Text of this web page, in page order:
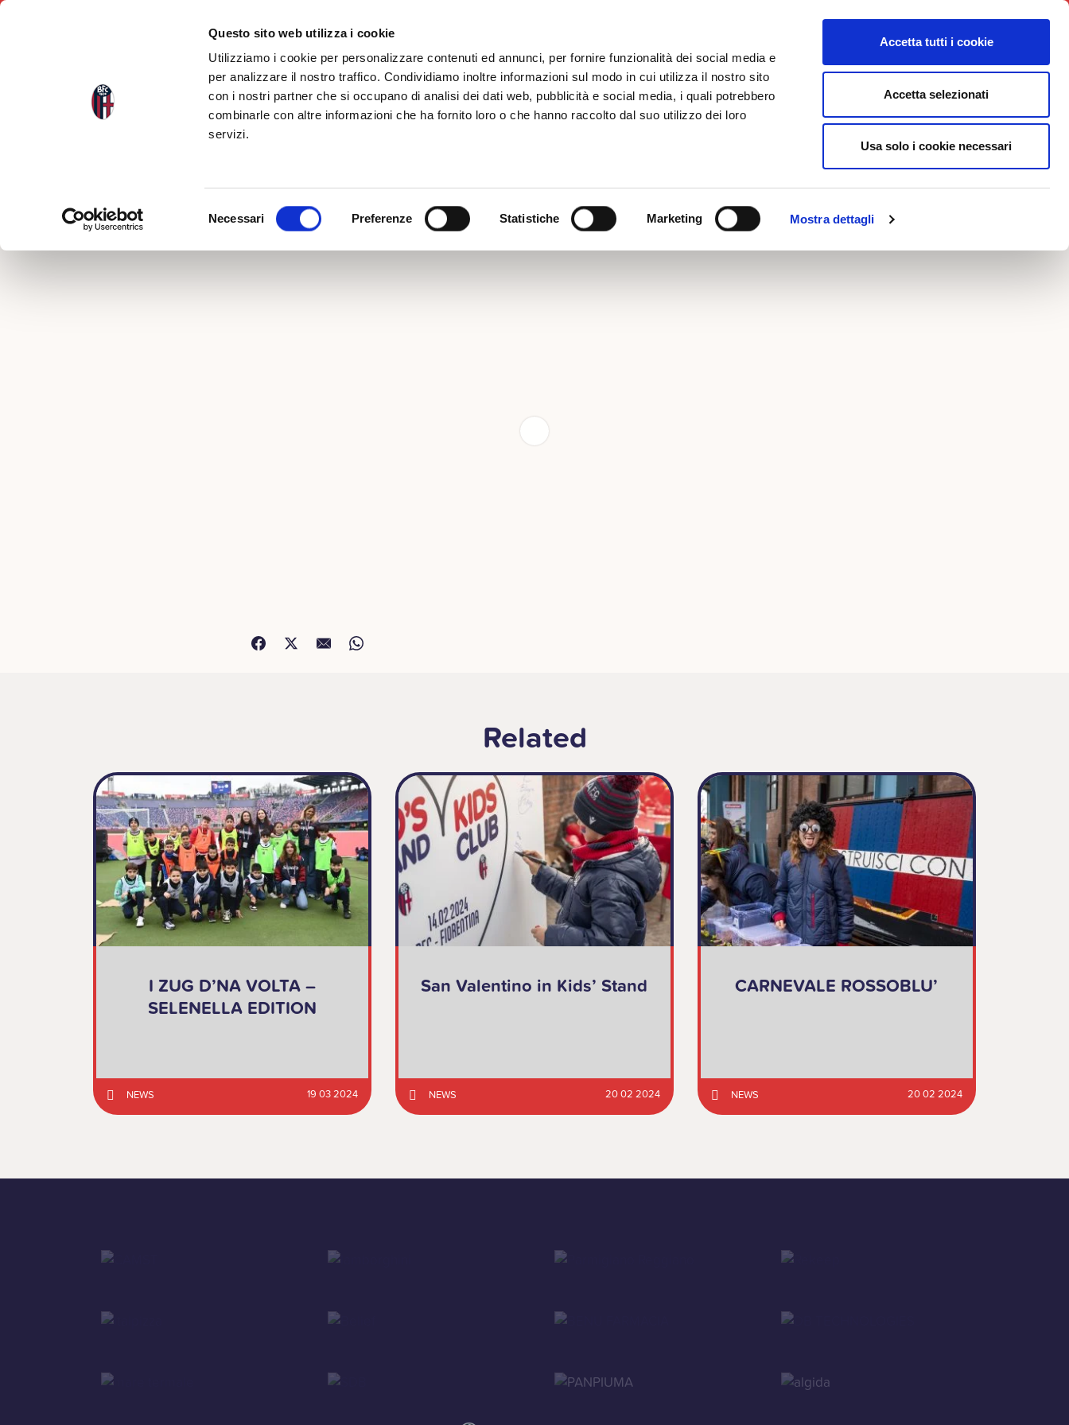
Questo sito web utilizza i cookie
Utilizziamo i cookie per personalizzare contenuti ed annunci, per fornire funzionalità dei social media e
per analizzare il nostro traffico. Condividiamo inoltre informazioni sul modo in cui utilizza il nostro sito
con i nostri partner che si occupano di analisi dei dati web, pubblicità e social media, i quali potrebbero
combinarle con altre informazioni che ha fornito loro o che hanno raccolto dal suo utilizzo dei loro
servizi.
Necessari Preferenze Statistiche Marketing Mostra dettagli
Accetta tutti i cookie
Accetta selezionati
Usa solo i cookie necessari
Indietro
#BOLOGNAPARMA
Related
I ZUG D’NA VOLTA –
SELENELLA EDITION
NEWS 19 03 2024
San Valentino in Kids’ Stand
NEWS 20 02 2024
CARNEVALE ROSSOBLU’
NEWS 20 02 2024